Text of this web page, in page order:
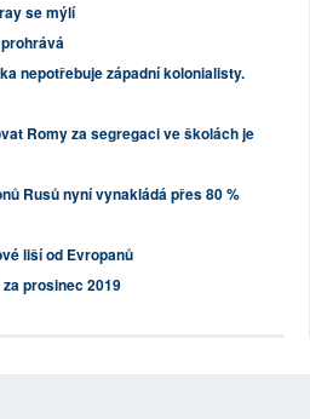
se mýlí
nepotřebuje západní kolonialisty.
Romy za segregaci ve školách je
Rusů nyní vynakládá přes 80 %
liší od Evropanů
prosinec 2019